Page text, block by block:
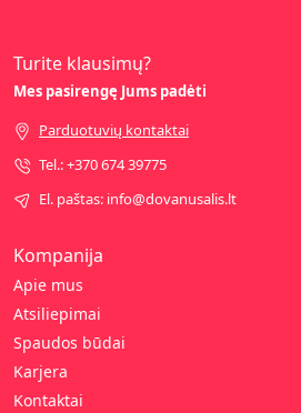
Kompanija
Apie mus
Atsiliepimai
Spaudos būdai
Karjera
Kontaktai
Turite klausimų?
Mes pasirengę Jums padėti
Parduotuvių kontaktai
Tel.: +370 674 39775
El. paštas: info@dovanusalis.lt